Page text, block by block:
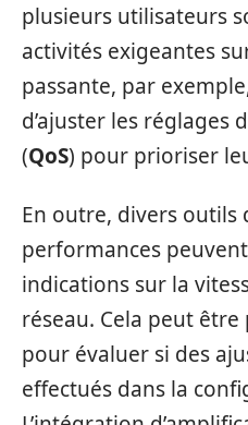
plusieurs utilisateurs
activités exigeantes
passante, par
d’ajuster les réglages
(QoS) pour prioriser
En outre, divers outils
performances
indications sur la
réseau. Cela peut
pour évaluer si des
effectués dans la